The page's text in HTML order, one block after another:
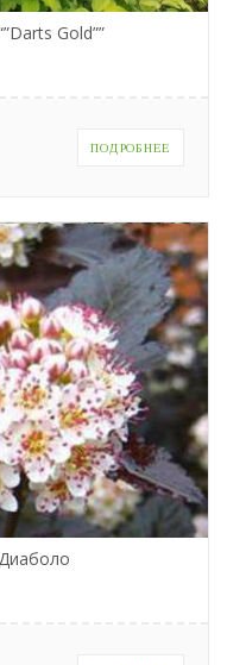
Gold””
ПОДРОБНЕЕ